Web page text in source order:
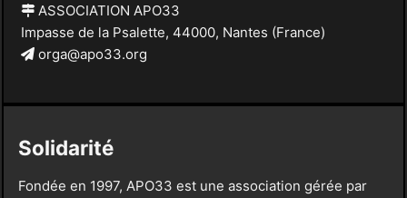
ASSOCIATION APO33
Impasse de la Psalette, 44000, Nantes (France)
orga@apo33.org
Solidarité
Fondée en 1997, APO33 est une association gérée par